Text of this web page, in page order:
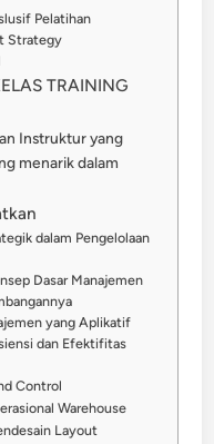
Pelatihan
Strategy
TRAINING
Instruktur yang
menarik dalam
dalam Pengelolaan
Dasar Manajemen
yang Aplikatif
dan Efektifitas
Control
Warehouse
Layout